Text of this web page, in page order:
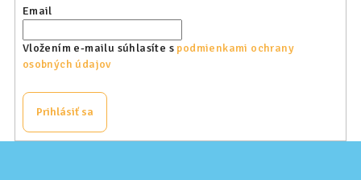
Email
Vložením e-mailu súhlasíte s podmienkami ochrany
osobných údajov
Prihlásiť sa